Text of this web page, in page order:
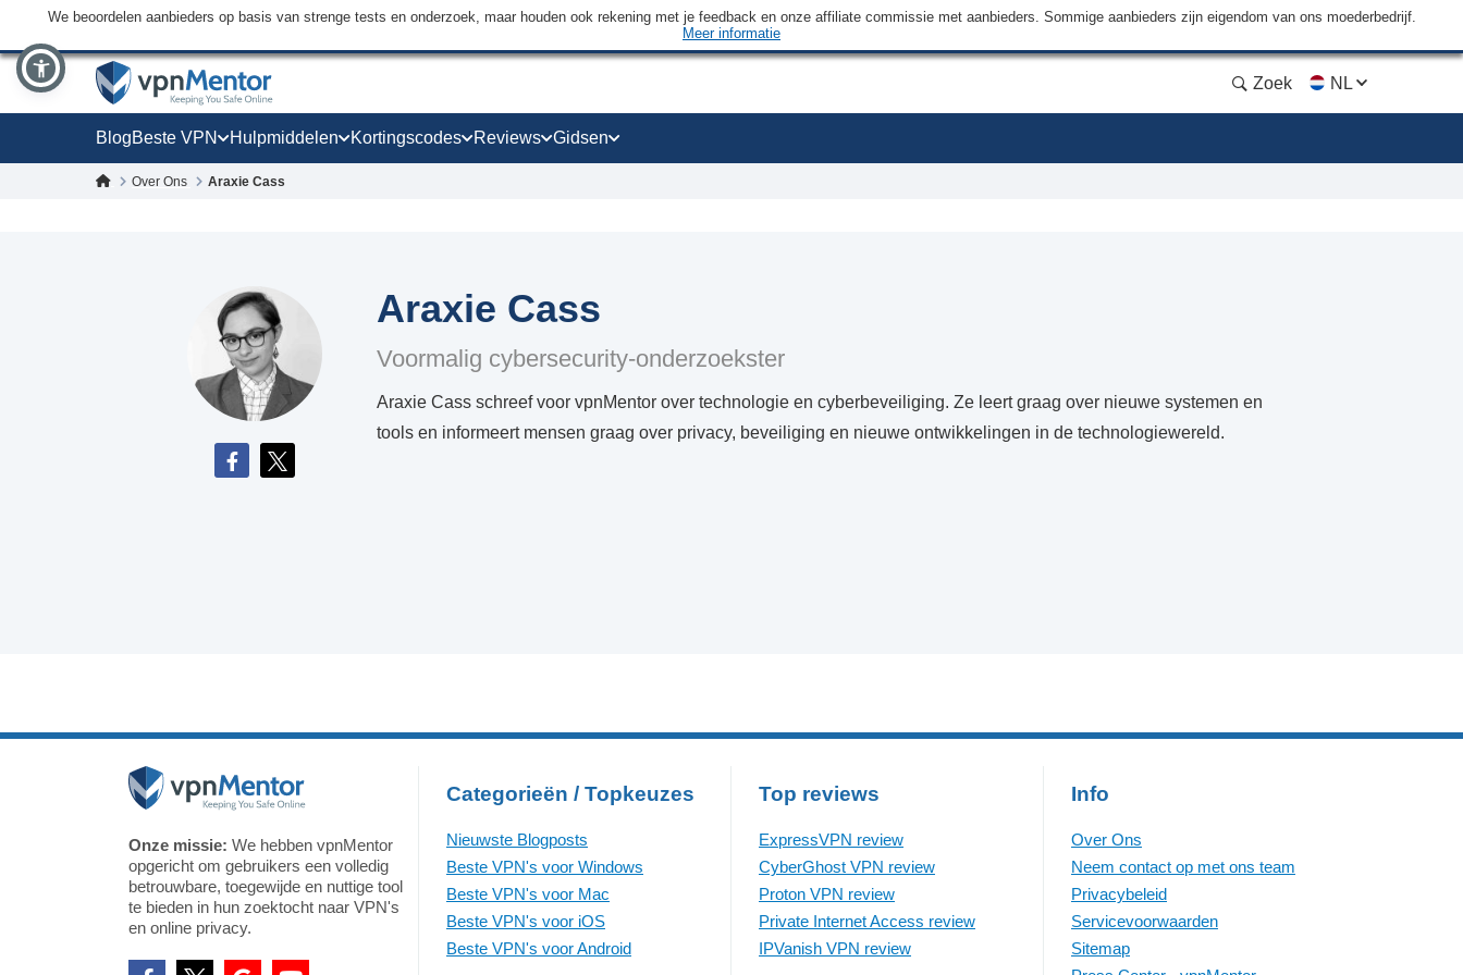
We beoordelen aanbieders op basis van strenge tests en onderzoek, maar houden ook rekening met je feedback en onze affiliate commissie met aanbieders. Sommige aanbieders zijn eigendom van ons moederbedrijf.
Meer informatie
Zoek NL
BlogBeste VPN Hulpmiddelen Kortingscodes Reviews Gidsen
Over Ons Araxie Cass
Araxie Cass
Voormalig cybersecurity-onderzoekster
Araxie Cass schreef voor vpnMentor over technologie en cyberbeveiliging. Ze leert graag over nieuwe systemen en
tools en informeert mensen graag over privacy, beveiliging en nieuwe ontwikkelingen in de technologiewereld.
Onze missie: We hebben vpnMentor
opgericht om gebruikers een volledig
betrouwbare, toegewijde en nuttige tool
te bieden in hun zoektocht naar VPN's
en online privacy.
Categorieën / Topkeuzes
Nieuwste Blogposts
Beste VPN's voor Windows
Beste VPN's voor Mac
Beste VPN's voor iOS
Beste VPN's voor Android
Top reviews
ExpressVPN review
CyberGhost VPN review
Proton VPN review
Private Internet Access review
IPVanish VPN review
Info
Over Ons
Neem contact op met ons team
Privacybeleid
Servicevoorwaarden
Sitemap